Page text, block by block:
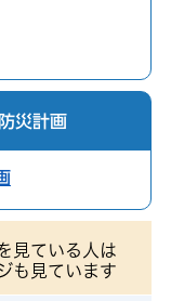
災計画
見ている人は
も見ています